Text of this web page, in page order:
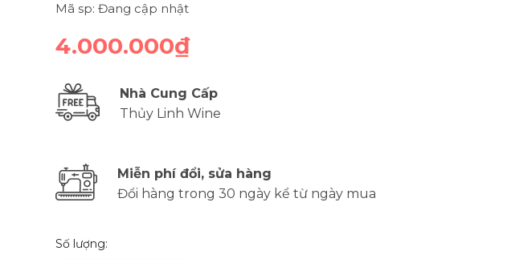
Mã sp: Đang cập nhật
4.000.000₫
Nhà Cung Cấp
Thủy Linh Wine
Miễn phí đổi, sửa hàng
Đổi hàng trong 30 ngày kể từ ngày mua
Số lượng: